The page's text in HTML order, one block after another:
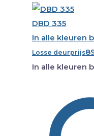
DBD 335
In alle kleuren
Losse deurprijs
In alle kleuren